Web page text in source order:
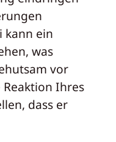
kann ein
was
vor
Ihres
dass er